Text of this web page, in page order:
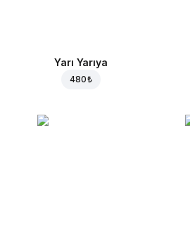
Yarı Yarıya
480 ₺